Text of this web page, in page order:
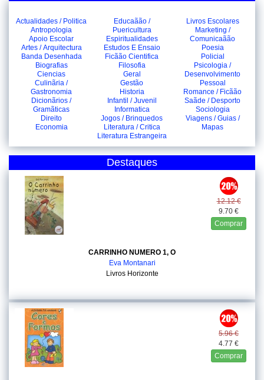
Actualidades / Politica
Antropologia
Apoio Escolar
Artes / Arquitectura
Banda Desenhada
Biografias
Ciencias
Culinãria /
Gastronomia
Dicionãrios /
Gramãticas
Direito
Economia
Educaãão /
Puericultura
Espiritualidades
Estudos E Ensaio
Ficãão Cientifica
Filosofia
Geral
Gestão
Historia
Infantil / Juvenil
Informatica
Jogos / Brinquedos
Literatura / Critica
Literatura Estrangeira
Livros Escolares
Marketing /
Comunicaãão
Poesia
Policial
Psicologia /
Desenvolvimento
Pessoal
Romance / Ficãão
Saãde / Desporto
Sociologia
Viagens / Guias /
Mapas
Destaques
12.12 €
9.70 €
Comprar
CARRINHO NUMERO 1, O
Eva Montanari
Livros Horizonte
5.96 €
4.77 €
Comprar